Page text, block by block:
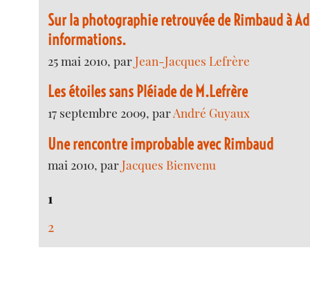
Sur la photographie retrouvée de Rimbaud à
informations.
25 mai 2010, parJean-Jacques Lefrère
Les étoiles sans Pléiade de M.Lefrère
17 septembre 2009, parAndré Guyaux
Une rencontre improbable avec Rimbaud
mai 2010, parJacques Bienvenu
1
2